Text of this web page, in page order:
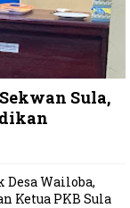
Sula,
Wailoba,
Ketua PKB Sula